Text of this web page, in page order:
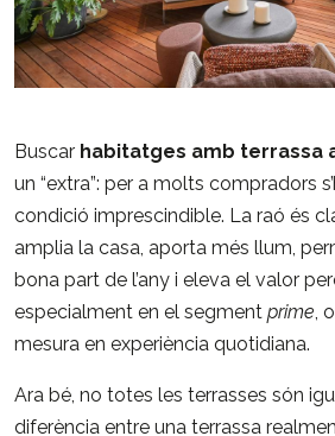
Buscar habitatges amb terrassa
un “extra”: per a molts compradors
condició imprescindible. La raó és
amplia la casa, aporta més llum,
bona part de l’any i eleva el valor
especialment en el segment prime,
mesura en experiència quotidiana.
Ara bé, no totes les terrasses són
diferència entre una terrassa